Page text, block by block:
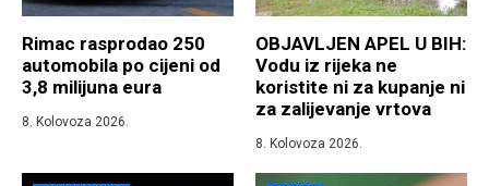
Rimac rasprodao 250
automobila po cijeni od
3,8 milijuna eura
8. Kolovoza 2026.
OBJAVLJEN APEL U BIH:
Vodu iz rijeka ne
koristite ni za kupanje ni
za zalijevanje vrtova
8. Kolovoza 2026.